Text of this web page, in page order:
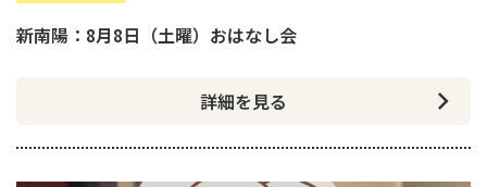
新南陽：8月8日（土曜）おはなし会
詳細を見る